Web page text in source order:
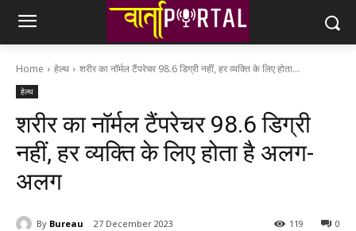
Home हेल्थ शरीर का नॉर्मल टैंपरेचर 98.6 डिग्री नहीं, हर व्‍यक्ति के लिए होता...
हेल्थ
शरीर का नॉर्मल टैंपरेचर 98.6 डिग्री
नहीं, हर व्‍यक्ति के लिए होता है अलग-
अलग
By Bureau 27 December 2023 0
119